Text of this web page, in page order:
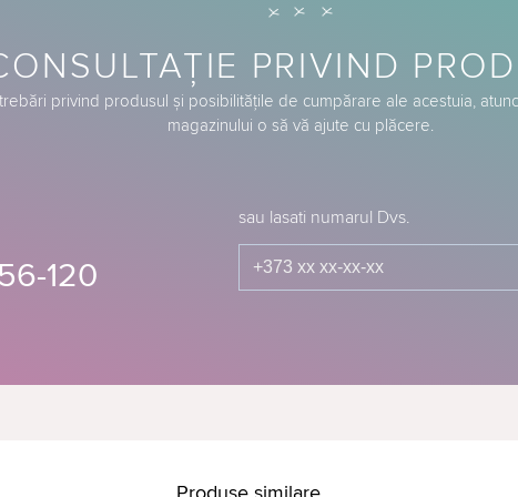
PRIVIND
privind produsul și posibilitățile de cumpărare ale acestuia,
magazinului o să vă ajute cu plăcere.
sau lasati numarul Dvs.
120